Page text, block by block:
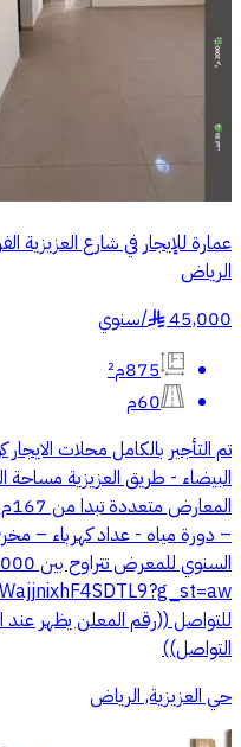
عمارة للإيجار في شارع العزيزية
الرياض
45,000
§
/سنوي
875م²
60م
– دورة مياه - عداد كهرباء –
للتواصل ((رقم المعلن يظهر
التواصل))
حي العزيزية, الرياض